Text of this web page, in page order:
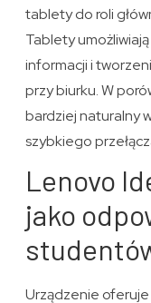
tablety do roli
Tablety
informacji i
przy biurku. W
bardziej naturalny
szybkiego
Lenovo
jako
Urządzenie